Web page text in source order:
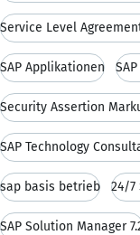
Service Level
SAP Applikationen
Security Assertion
SAP Technology
sap basis betrieb 24/7
SAP Solution Manager